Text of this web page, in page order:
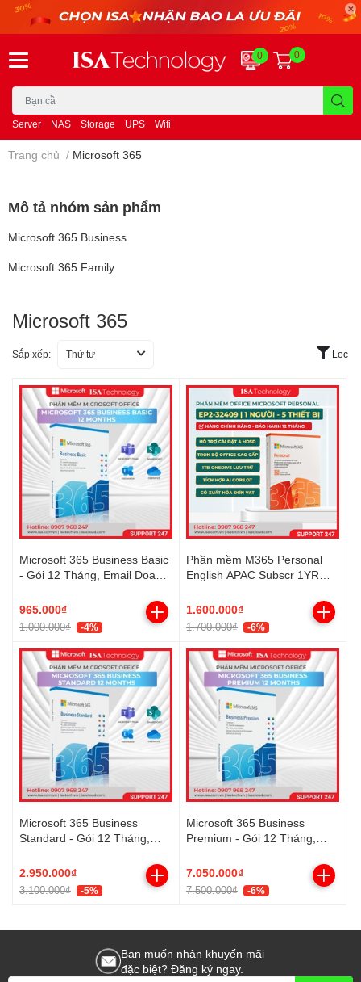
Server NAS Storage UPS Wifi
0 0
Trang chủ / Microsoft 365
Mô tả nhóm sản phẩm
Microsoft 365 Business
Microsoft 365 Family
Microsoft 365
Sắp xếp: Thứ tự Lọc
Microsoft 365 Business Basic
- Gói 12 Tháng, Email Doanh
965.000₫
1.000.000₫ -4%
Phần mềm M365 Personal
English APAC Subscr 1YR
1.600.000₫
1.700.000₫ -6%
Microsoft 365 Business
Standard - Gói 12 Tháng,
Đám Mây
2.950.000₫
3.100.000₫ -5%
Microsoft 365 Business
Premium - Gói 12 Tháng,
Đủ, Bảo Mật Cao
7.050.000₫
7.500.000₫ -6%
Bạn muốn nhận khuyến mãi
đặc biệt? Đăng ký ngay.